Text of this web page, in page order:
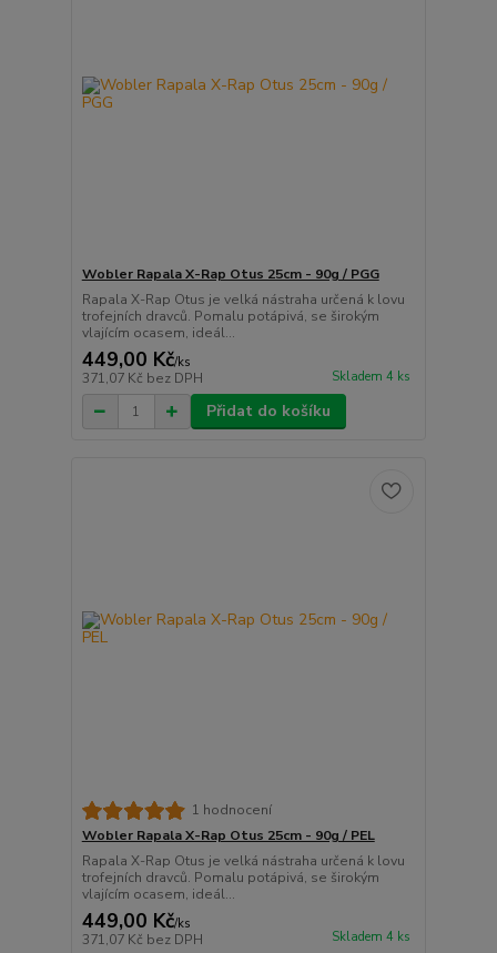
Wobler Rapala X-Rap Otus 25cm - 90g / PGG
Rapala X-Rap Otus je velká nástraha určená k lovu
trofejních dravců. Pomalu potápivá, se širokým
vlajícím ocasem, ideál...
449,00 Kč/ks
371,07 Kč bez DPH Skladem 4 ks
Přidat do košíku
1 hodnocení
Wobler Rapala X-Rap Otus 25cm - 90g / PEL
Rapala X-Rap Otus je velká nástraha určená k lovu
trofejních dravců. Pomalu potápivá, se širokým
vlajícím ocasem, ideál...
449,00 Kč/ks
371,07 Kč bez DPH Skladem 4 ks